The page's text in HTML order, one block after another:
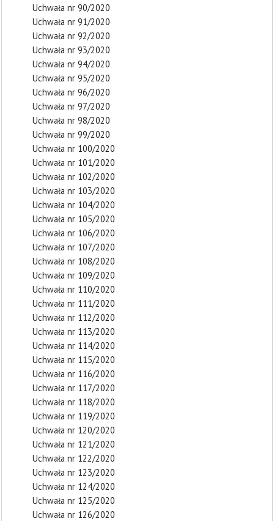
Uchwała nr 90/2020
Uchwała nr 91/2020
Uchwała nr 92/2020
Uchwała nr 93/2020
Uchwała nr 94/2020
Uchwała nr 95/2020
Uchwała nr 96/2020
Uchwała nr 97/2020
Uchwała nr 98/2020
Uchwała nr 99/2020
Uchwała nr 100/2020
Uchwała nr 101/2020
Uchwała nr 102/2020
Uchwała nr 103/2020
Uchwała nr 104/2020
Uchwała nr 105/2020
Uchwała nr 106/2020
Uchwała nr 107/2020
Uchwała nr 108/2020
Uchwała nr 109/2020
Uchwała nr 110/2020
Uchwała nr 111/2020
Uchwała nr 112/2020
Uchwała nr 113/2020
Uchwała nr 114/2020
Uchwała nr 115/2020
Uchwała nr 116/2020
Uchwała nr 117/2020
Uchwała nr 118/2020
Uchwała nr 119/2020
Uchwała nr 120/2020
Uchwała nr 121/2020
Uchwała nr 122/2020
Uchwała nr 123/2020
Uchwała nr 124/2020
Uchwała nr 125/2020
Uchwała nr 126/2020